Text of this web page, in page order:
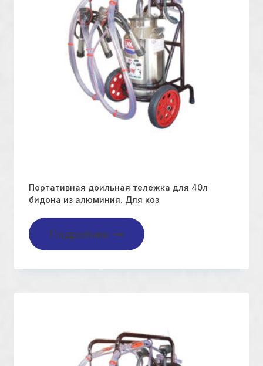
Портативная доильная тележка для 40л
бидона из алюминия. Для коз
Подробнее